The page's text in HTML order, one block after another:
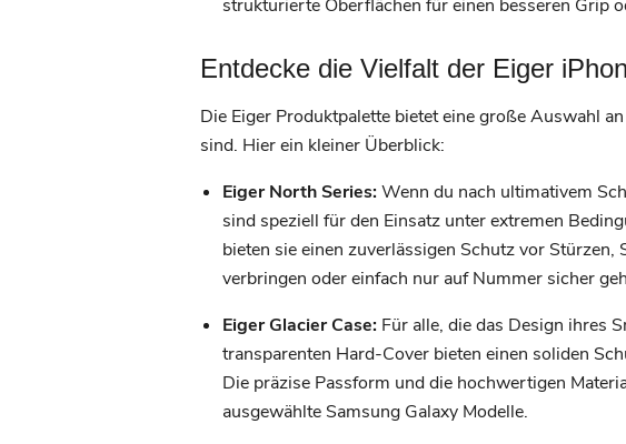
strukturierte Oberflächen für einen besseren Grip
Entdecke die Vielfalt der Eiger
Die Eiger Produktpalette bietet eine große Auswahl
sind. Hier ein kleiner Überblick:
Eiger North Series:Wenn du nach ultimativem
sind speziell für den Einsatz unter extremen
bieten sie einen zuverlässigen Schutz vor
verbringen oder einfach nur auf Nummer sicher
Eiger Glacier Case: Für alle, die das Design ihres
transparenten Hard-Cover bieten einen soliden
Die präzise Passform und die hochwertigen
ausgewählte Samsung Galaxy Modelle.